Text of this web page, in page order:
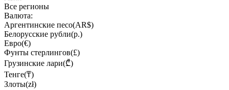
Все регионы
Валюта:
Аргентинские песо(AR$)
Белорусские рубли(р.)
Евро(€)
Фунты стерлингов(£)
Грузинские лари(₾)
Тенге(₸)
Злоты(zł)